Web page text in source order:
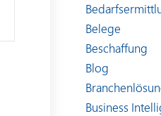
Belege
Beschaffung
Blog
Business